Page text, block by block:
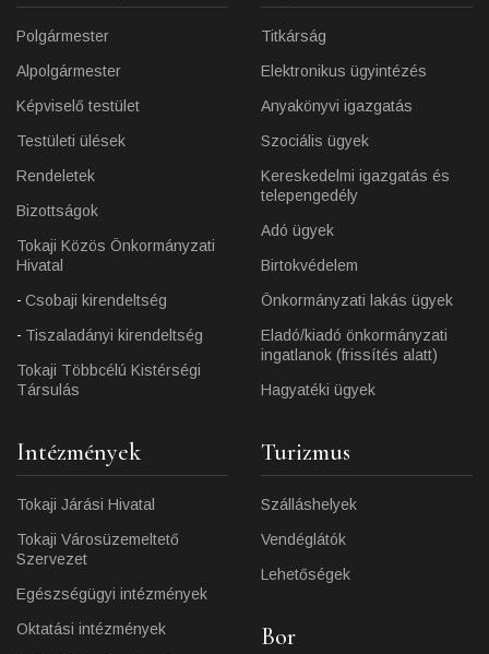
Polgármester
Alpolgármester
Képviselő testület
Testületi ülések
Rendeletek
Bizottságok
Tokaji Közös Önkormányzati
Hivatal
Csobaji kirendeltség
Tiszaladányi kirendeltség
Tokaji Többcélú Kistérségi
Társulás
Titkárság
Elektronikus ügyintézés
Anyakönyvi igazgatás
Szociális ügyek
Kereskedelmi igazgatás és
telepengedély
Adó ügyek
Birtokvédelem
Önkormányzati lakás ügyek
Eladó/kiadó önkormányzati
ingatlanok (frissítés alatt)
Hagyatéki ügyek
Intézmények
Tokaji Járási Hivatal
Tokaji Városüzemeltető
Szervezet
Egészségügyi intézmények
Oktatási intézmények
Turizmus
Szálláshelyek
Vendéglátók
Lehetőségek
Bor